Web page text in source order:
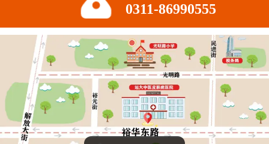
0311-86990555